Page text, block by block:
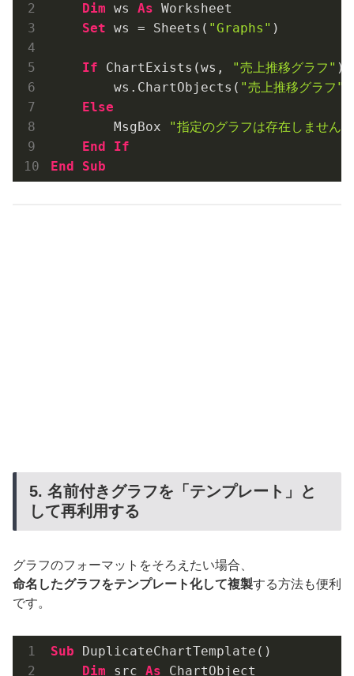
Dim ws As Worksheet
Set ws = Sheets( "Graphs" )
If ChartExists(ws, "売上推移グラフ" )
        ws.ChartObjects(
"売上推移グラフ"
Else
        MsgBox
"指定のグラフは存在しません"
End
If
End
Sub
5. 名前付きグラフを「テンプレート」と
して再利用する
グラフのフォーマットをそろえたい場合、
命名したグラフをテンプレート化して複製する方法も便利
です。
Sub DuplicateChartTemplate()
Dim src As ChartObject